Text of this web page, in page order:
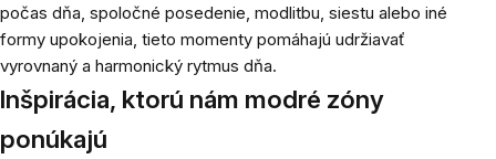
počas dňa, spoločné posedenie, modlitbu, siestu alebo iné
formy upokojenia, tieto momenty pomáhajú udržiavať
vyrovnaný a harmonický rytmus dňa.
Inšpirácia, ktorú nám modré zóny
ponúkajú